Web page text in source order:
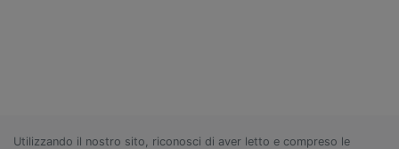
Utilizzando il nostro sito, riconosci di aver letto e compreso le